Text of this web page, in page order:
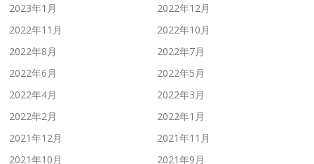
2023年1月
2022年12月
2022年11月
2022年10月
2022年8月
2022年7月
2022年6月
2022年5月
2022年4月
2022年3月
2022年2月
2022年1月
2021年12月
2021年11月
2021年10月
2021年9月